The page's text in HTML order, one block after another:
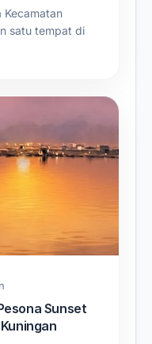
satu tempat di
Sunset